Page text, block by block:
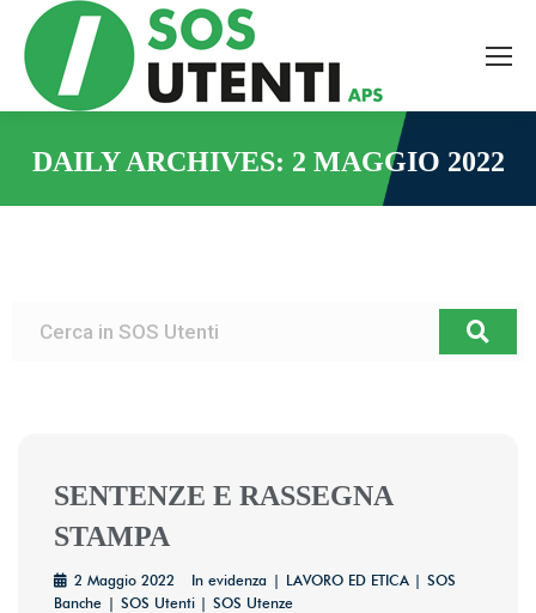
DAILY ARCHIVES: 2 MAGGIO 2022
You are here:
SENTENZE E RASSEGNA
STAMPA
2 Maggio 2022 In evidenza LAVORO ED ETICA
SOS
Banche
SOS Utenti SOS Utenze